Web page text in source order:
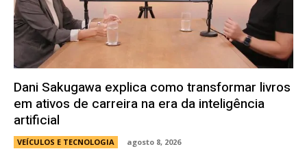
Dani Sakugawa explica como transformar livros
em ativos de carreira na era da inteligência
artificial
VEÍCULOS E TECNOLOGIA agosto 8, 2026